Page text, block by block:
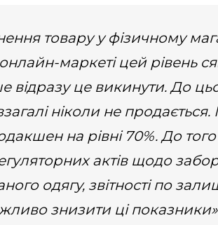
товару у фізичному
онлайн-маркеті цей рівень
відразу це викинути. До
ніколи не продається.
на рівні 70%. До
актів щодо
одягу, звітності по
знизити ці показники»